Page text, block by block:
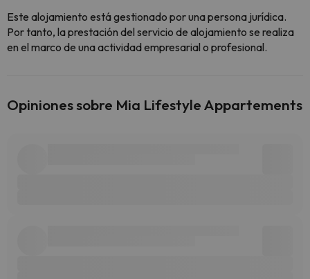
Este alojamiento está gestionado por una persona jurídica.
Por tanto, la prestación del servicio de alojamiento se realiza
en el marco de una actividad empresarial o profesional.
Opiniones sobre Mia Lifestyle Appartements